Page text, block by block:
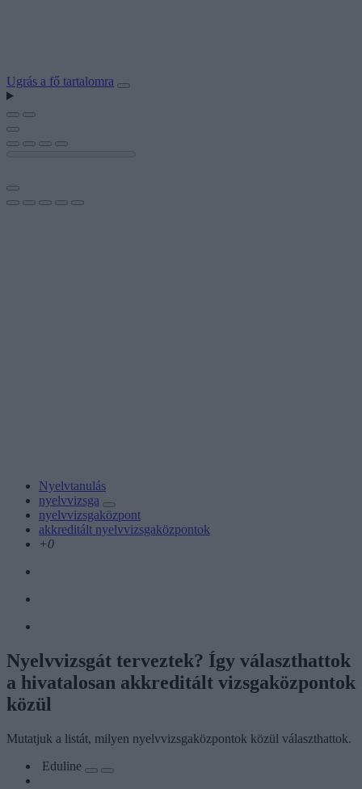
Ugrás a fő tartalomra
Nyelvtanulás
nyelvvizsga
nyelvvizsgaközpont
akkreditált nyelvvizsgaközpontok
+0
Nyelvvizsgát terveztek? Így választhattok
a hivatalosan akkreditált vizsgaközpontok
közül
Mutatjuk a listát, milyen nyelvvizsgaközpontok közül választhattok.
Eduline